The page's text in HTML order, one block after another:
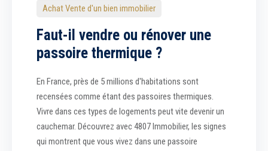
Achat Vente d'un bien immobilier
Faut-il vendre ou rénover une
passoire thermique ?
En France, près de 5 millions d'habitations sont
recensées comme étant des passoires thermiques.
Vivre dans ces types de logements peut vite devenir un
cauchemar. Découvrez avec 4807 Immobilier, les signes
qui montrent que vous vivez dans une passoire